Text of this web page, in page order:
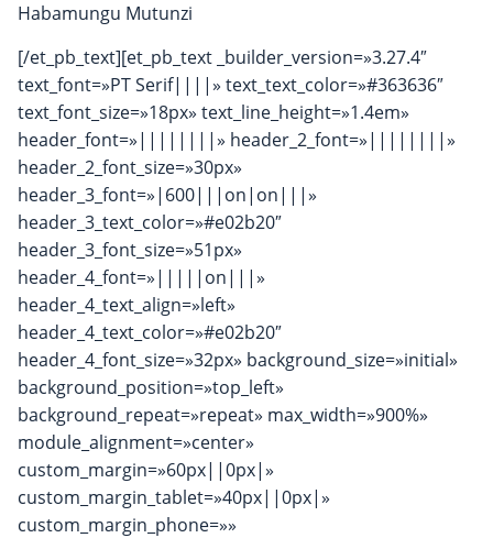
Habamungu Mutunzi
[/et_pb_text][et_pb_text _builder_version=»3.27.4″
text_font=»PT Serif||||» text_text_color=»#363636″
text_font_size=»18px» text_line_height=»1.4em»
header_font=»||||||||» header_2_font=»||||||||»
header_2_font_size=»30px»
header_3_font=»|600|||on|on|||»
header_3_text_color=»#e02b20″
header_3_font_size=»51px»
header_4_font=»|||||on|||»
header_4_text_align=»left»
header_4_text_color=»#e02b20″
header_4_font_size=»32px» background_size=»initial»
background_position=»top_left»
background_repeat=»repeat» max_width=»900%»
module_alignment=»center»
custom_margin=»60px||0px|»
custom_margin_tablet=»40px||0px|»
custom_margin_phone=»»